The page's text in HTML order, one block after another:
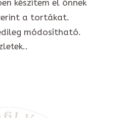
készítem el önnek
a tortákat.
módosítható.